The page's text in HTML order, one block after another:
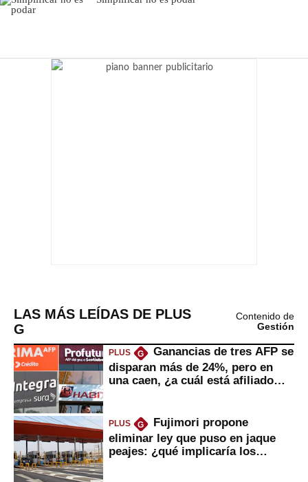
LAS MÁS LEÍDAS DE PLUS
G
Contenido de
Gestión
PLUS G
Ganancias de tres AFP se
disparan más de 24%, pero en
una caen, ¿a cuál está afiliado
PLUS G
Fujimori propone
eliminar ley que puso en jaque
peajes: ¿qué implicaría los